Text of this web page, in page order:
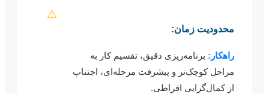
⚠️
محدودیت زمان:
راهکار: برنامه‌ریزی دقیق، تقسیم کار به
مراحل کوچک‌تر و پیشرفت مرحله‌ای، اجتناب
از کمال‌گرایی افراطی.